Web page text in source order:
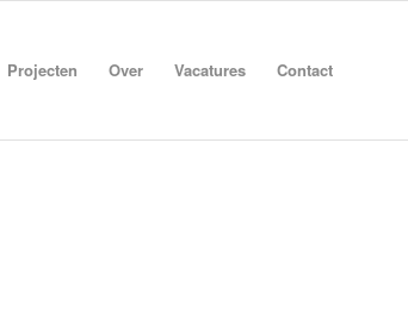
Projecten Over Vacatures Contact